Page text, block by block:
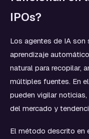
IPOs?
Los agentes de IA
aprendizaje
natural para recopilar,
múltiples fuentes. En
pueden vigilar
del mercado y
El método descrito en